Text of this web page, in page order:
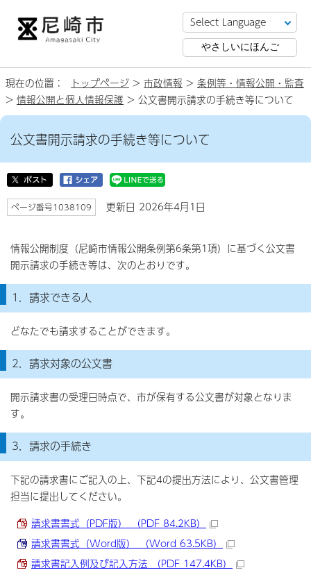
やさしいにほんご
現在の位置： トップページ > 市政情報 > 条例等・情報公開・監査
> 情報公開と個人情報保護 > 公文書開示請求の手続き等について
公文書開示請求の手続き等について
ページ番号1038109 更新日 2026年4月1日
情報公開制度（尼崎市情報公開条例第6条第1項）に基づく公文書
開示請求の手続き等は、次のとおりです。
1．請求できる人
どなたでも請求することができます。
2．請求対象の公文書
開示請求書の受理日時点で、市が保有する公文書が対象となりま
す。
3．請求の手続き
下記の請求書にご記入の上、下記4の提出方法により、公文書管理
担当に提出してください。
請求書書式（PDF版） （PDF 84.2KB）
請求書書式（Word版） （Word 63.5KB）
請求書記入例及び記入方法 （PDF 147.4KB）